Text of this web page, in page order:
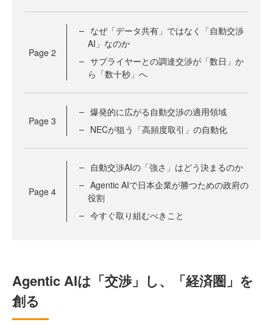
Page 2
なぜ「データ共有」ではなく「自動交渉
AI」なのか
サプライヤーとの調達交渉が「数日」か
ら「数十秒」へ
Page 3
爆発的に広がる自動交渉の適用領域
NECが狙う「高頻度取引」の自動化
Page 4
自動交渉AIの「強さ」はどう決まるのか
Agentic AIで日本企業が勝つための政府の
役割
今すぐ取り組むべきこと
Agentic AIは「交渉」し、「経済圏」を
創る